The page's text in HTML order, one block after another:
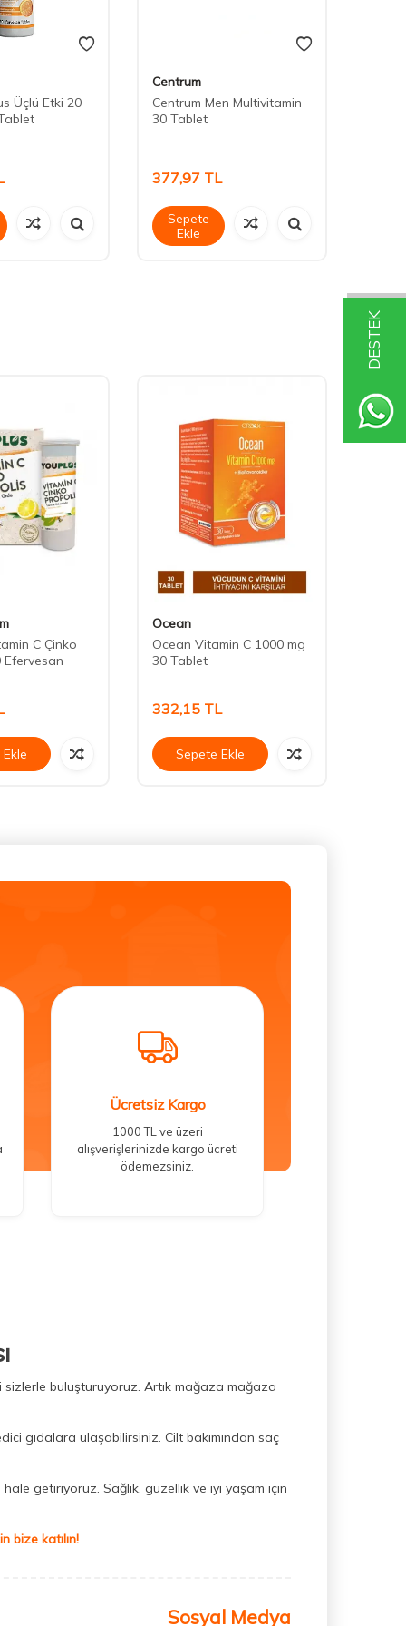
DESTEK
Üçlü Etki 20
Centrum
Centrum Men Multivitamin
30 Tablet
377,97 TL
Sepete
Ekle
C Çinko
Ocean
Ocean Vitamin C 1000 mg
30 Tablet
332,15 TL
Sepete Ekle
Ücretsiz Kargo
1000 TL ve üzeri
alışverişlerinizde kargo ücreti
ödemezsiniz.
sizlerle buluşturuyoruz. Artık mağaza mağaza
gıdalara ulaşabilirsiniz. Cilt bakımından saç
getiriyoruz. Sağlık, güzellik ve iyi yaşam için
bize katılın!
Sosyal Medya